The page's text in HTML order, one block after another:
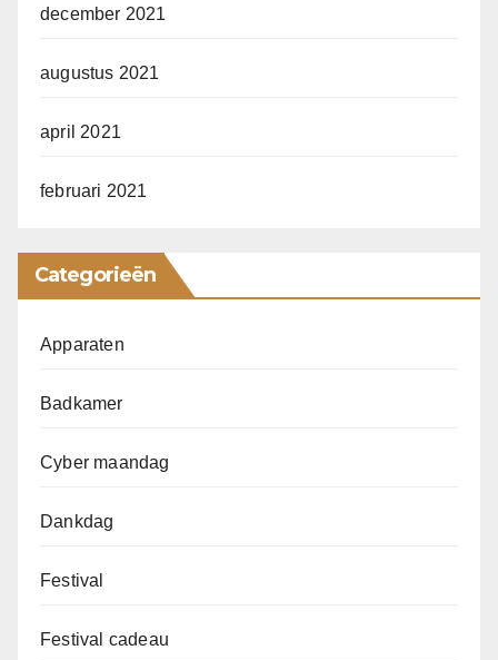
december 2021
augustus 2021
april 2021
februari 2021
Categorieën
Apparaten
Badkamer
Cyber maandag
Dankdag
Festival
Festival cadeau